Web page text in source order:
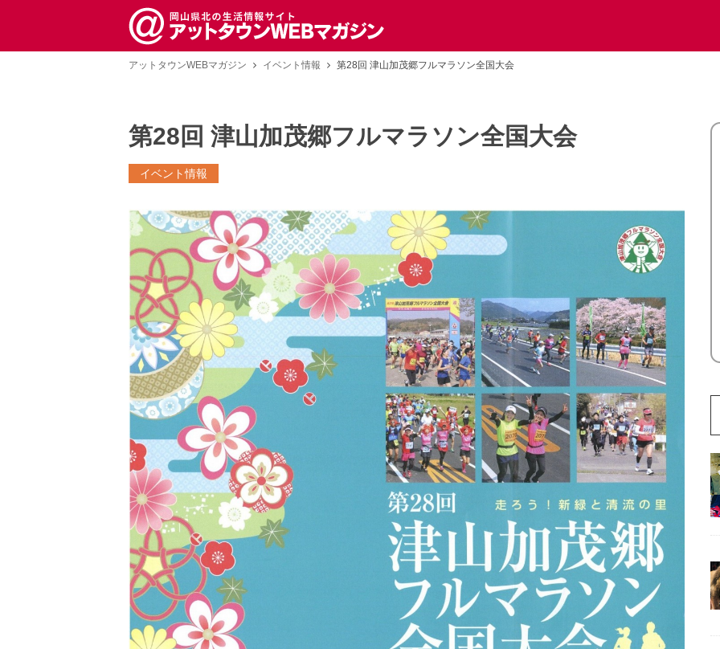
アットタウンWEBマガジン イベント情報 第28回 津山加茂郷フルマラソン全国大会
第28回 津山加茂郷フルマラソン全国大会
イベント情報